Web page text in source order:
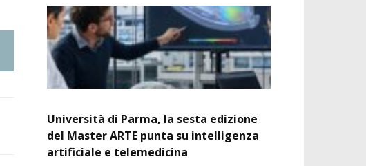
Università di Parma, la sesta edizione
del Master ARTE punta su intelligenza
artificiale e telemedicina